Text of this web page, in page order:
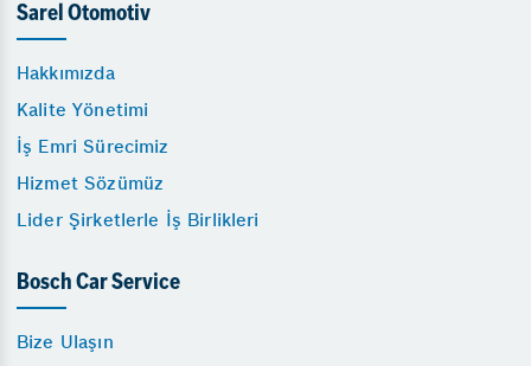
Sarel Otomotiv
Hakkımızda
Kalite Yönetimi
İş Emri Sürecimiz
Hizmet Sözümüz
Lider Şirketlerle İş Birlikleri
Bosch Car Service
Bize Ulaşın